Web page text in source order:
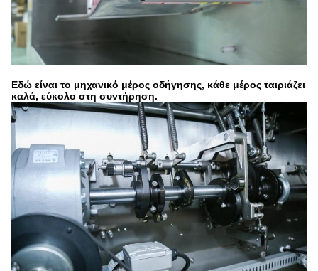
Εδώ είναι το μηχανικό μέρος οδήγησης, κάθε μέρος ταιριάζει
καλά, εύκολο στη συντήρηση.